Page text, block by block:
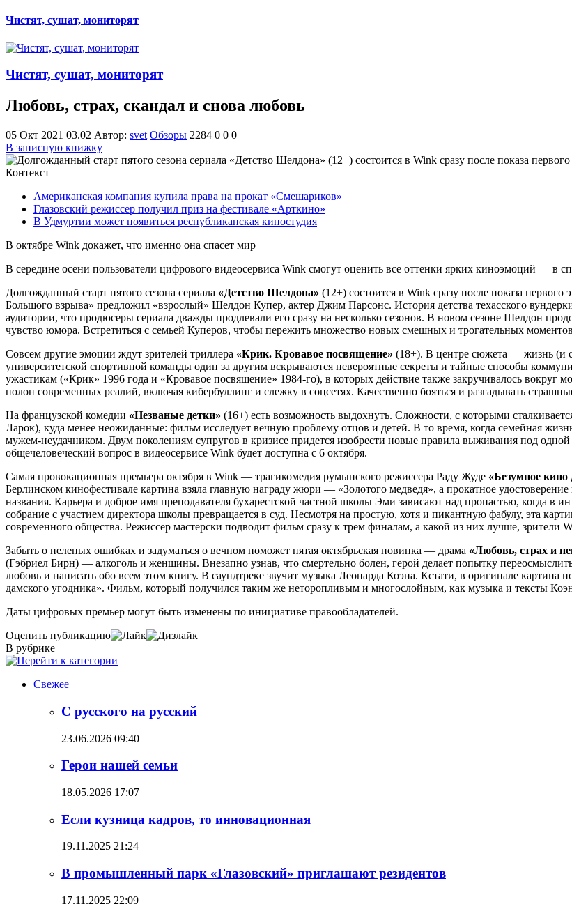
Чистят, сушат, мониторят
Чистят, сушат, мониторят
Любовь, страх, скандал и снова любовь
05 Окт 2021 03.02 Автор: svet Обзоры 2284 0 0 0
В записную книжку
Контекст
Американская компания купила права на прокат «Смешариков»
Глазовский режиссер получил приз на фестивале «Арткино»
В Удмуртии может появиться республиканская киностудия
В октябре Wink докажет, что именно она спасет мир
В середине осени пользователи цифрового видеосервиса Wink смогут оценить все оттенки ярких киноэмоций — в
Долгожданный старт пятого сезона сериала «Детство Шелдона» (12+) состоится в Wink сразу после показа
Большого взрыва» предложил «взрослый» Шелдон Купер, актер Джим Парсонс. История детства техасского
аудитории, что продюсеры сериала дважды продлевали его сразу на несколько сезонов. В новом сезоне Шелдон
чувство юмора. Встретиться с семьей Куперов, чтобы пережить множество новых смешных и трогательных
Совсем другие эмоции ждут зрителей триллера «Крик. Кровавое посвящение» (18+). В центре сюжета — жизнь (и
университетской спортивной команды один за другим вскрываются невероятные секреты и тайные способы
ужастикам («Крик» 1996 года и «Кровавое посвящение» 1984-го), в которых действие также закручивалось вокруг
полон современных реалий, включая кибербуллинг и слежку в соцсетях. Качественно бояться и разгадывать
На французской комедии «Незваные детки» (16+) есть возможность выдохнуть. Сложности, с которыми
Ларок), куда менее неожиданные: фильм исследует вечную проблему отцов и детей. В то время, когда семейная
мужем-неудачником. Двум поколениям супругов в кризисе придется изобрести новые правила выживания под
общечеловеческий вопрос в видеосервисе Wink будет доступна с 6 октября.
Самая провокационная премьера октября в Wink — трагикомедия румынского режиссера Раду Жуде «Безумное кино
Берлинском кинофестивале картина взяла главную награду жюри — «Золотого медведя», а прокатное
названия. Карьера и доброе имя преподавателя бухарестской частной школы Эми зависают над пропастью, когда в
собрание с участием директора школы превращается в суд. Несмотря на простую, хотя и пикантную фабулу, эта
современного общества. Режиссер мастерски подводит фильм сразу к трем финалам, а какой из них лучше, зрители
Забыть о нелепых ошибках и задуматься о вечном поможет пятая октябрьская новинка — драма «Любовь, страх и
(Гэбриел Бирн) — алкоголь и женщины. Внезапно узнав, что смертельно болен, герой делает попытку
любовь и написать обо всем этом книгу. В саундтреке звучит музыка Леонарда Коэна. Кстати, в оригинале картина
дамского угодника». Фильм, который получился таким же неторопливым и многослойным, как музыка и тексты
Даты цифровых премьер могут быть изменены по инициативе правообладателей.
Оценить публикацию
В рубрике
Свежее
С русского на русский
23.06.2026 09:40
Герои нашей семьи
18.05.2026 17:07
Если кузница кадров, то инновационная
19.11.2025 21:24
В промышленный парк «Глазовский» приглашают резидентов
17.11.2025 22:09